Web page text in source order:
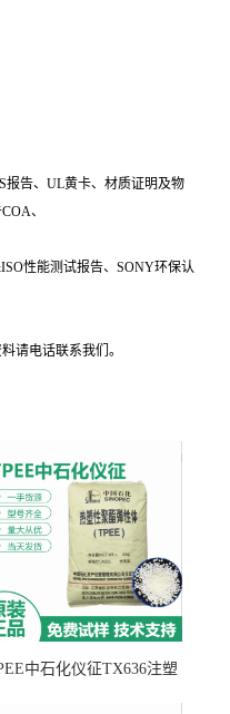
报告、UL黄卡、材质证明及物
、
性能测试报告、SONY环保认
请电话联系我们。
中石化仪征TX636注塑